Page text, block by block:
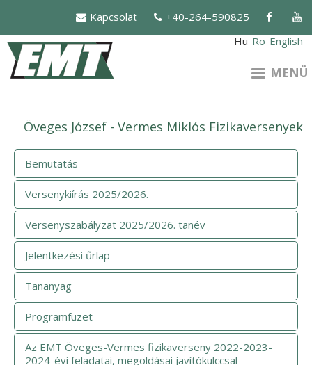
tartalomra
Kapcsolat
+40-264-590825
Hu Ro English
MENÜ
Öveges József - Vermes Miklós Fizikaversenyek
Bemutatás
Versenykiírás 2025/2026.
Versenyszabályzat 2025/2026. tanév
Jelentkezési űrlap
Tananyag
Programfüzet
Az EMT Öveges-Vermes fizikaverseny 2022-2023-
2024-évi feladatai, megoldásai javítókulccsal